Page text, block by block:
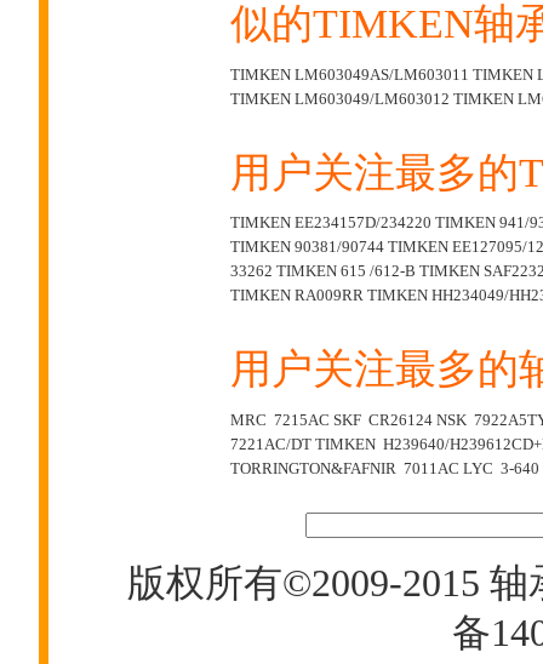
似的TIMKEN轴
TIMKEN LM603049AS/LM603011 TIMKEN
TIMKEN LM603049/LM603012 TIMKEN
用户关注最多的
TIMKEN EE234157D/234220 TIMKEN 941/
TIMKEN 90381/90744 TIMKEN EE127095/
33262 TIMKEN 615 /612-B TIMKEN
TIMKEN RA009RR TIMKEN HH234049/
用户关注最多的
MRC 7215AC SKF CR26124 NSK
7221AC/DT TIMKEN H239640/
TORRINGTON&FAFNIR 7011AC LYC 3-640
版权所有©2009-2015 轴
备